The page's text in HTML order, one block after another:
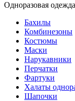
Одноразовая одежда
Бахилы
Комбинезоны
Костюмы
Маски
Нарукавники
Перчатки
Фартуки
Халаты
Шапочки